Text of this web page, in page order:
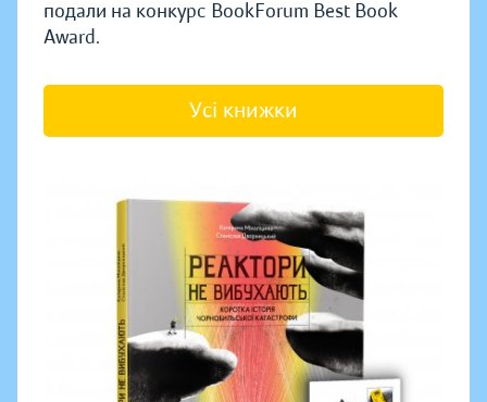
подали на конкурс BookForum Best Book
Award.
Усі книжки